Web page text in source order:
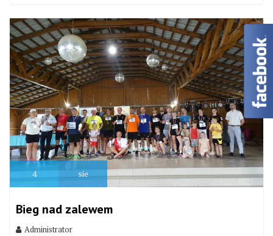
4 sie
Bieg nad zalewem
Administrator